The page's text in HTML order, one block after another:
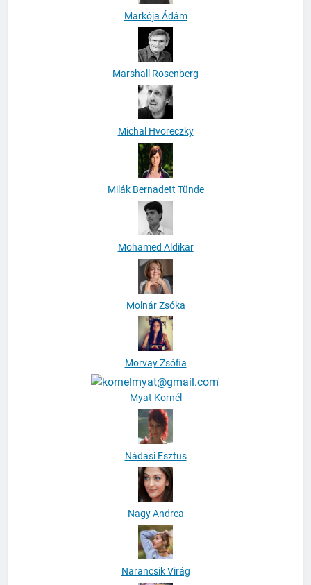
Markója Ádám
Marshall Rosenberg
Michal Hvoreczky
Milák Bernadett Tünde
Mohamed Aldikar
Molnár Zsóka
Morvay Zsófia
Myat Kornél
Nádasi Esztus
Nagy Andrea
Narancsik Virág